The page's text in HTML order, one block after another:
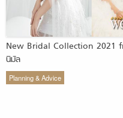
New Bridal Collection 2021
นิมัล
Planning & Advice